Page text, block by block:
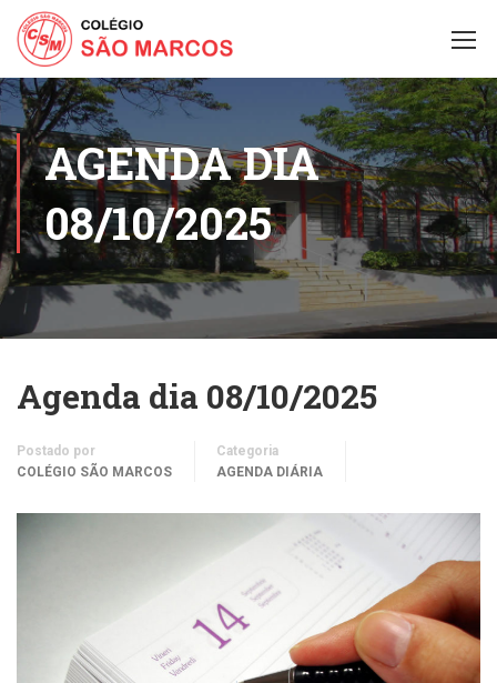
AGENDA DIA
08/10/2025
Agenda dia 08/10/2025
Postado por
COLÉGIO SÃO MARCOS
Categoria
AGENDA DIÁRIA